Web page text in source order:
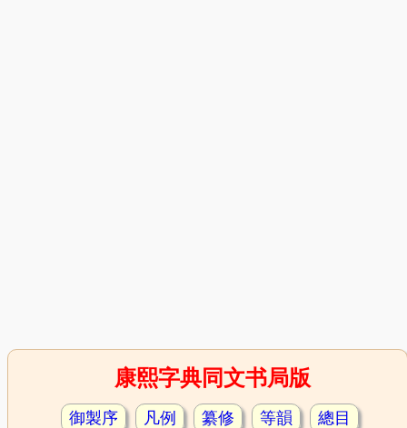
康熙字典同文书局版
御製序 凡例 纂修 等韻 總目